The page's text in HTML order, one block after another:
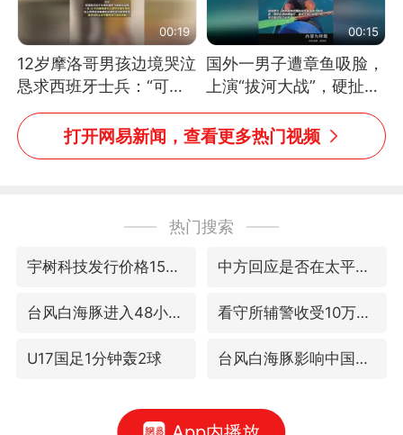
00:19
12岁摩洛哥男孩边境哭泣
恳求西班牙士兵：“可不
可以不要把我遣返回国”
00:15
国外一男子遭章鱼吸脸，
上演“拔河大战”，硬扯加
铁棒敲打方才挣脱
打开网易新闻，查看更多热门视频
热门搜索
宇树科技发行价格150.80元/股 中方回应是否在太平洋海底开采稀土
台风白海豚进入48小时警戒线 看守所辅警收受10万获刑1年
U17国足1分钟轰2球 台风白海豚影响中国已成定局